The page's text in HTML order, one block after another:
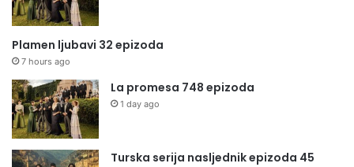
Plamen ljubavi 32 epizoda
7 hours ago
La promesa 748 epizoda
1 day ago
Turska serija nasljednik epizoda 45